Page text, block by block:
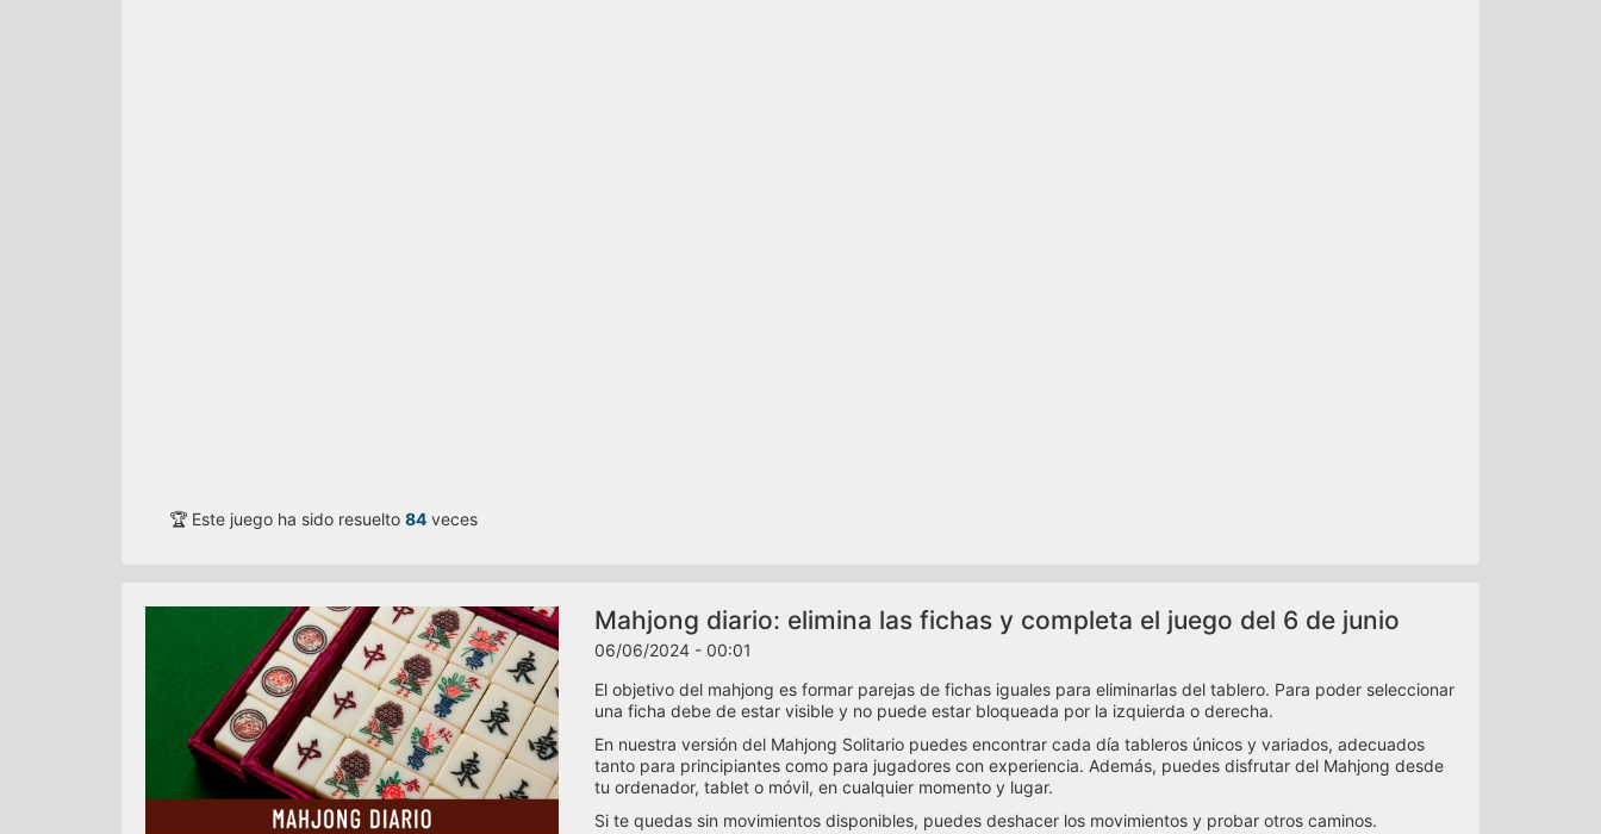
🏆 Este juego ha sido resuelto 84 veces
Mahjong diario: elimina las fichas y completa el juego del 6 de junio
06/06/2024 - 00:01
El objetivo del mahjong es formar parejas de fichas iguales para eliminarlas del tablero. Para poder seleccionar
una ficha debe de estar visible y no puede estar bloqueada por la izquierda o derecha.
En nuestra versión del Mahjong Solitario puedes encontrar cada día tableros únicos y variados, adecuados
tanto para principiantes como para jugadores con experiencia. Además, puedes disfrutar del Mahjong desde
tu ordenador, tablet o móvil, en cualquier momento y lugar.
Si te quedas sin movimientos disponibles, puedes deshacer los movimientos y probar otros caminos.